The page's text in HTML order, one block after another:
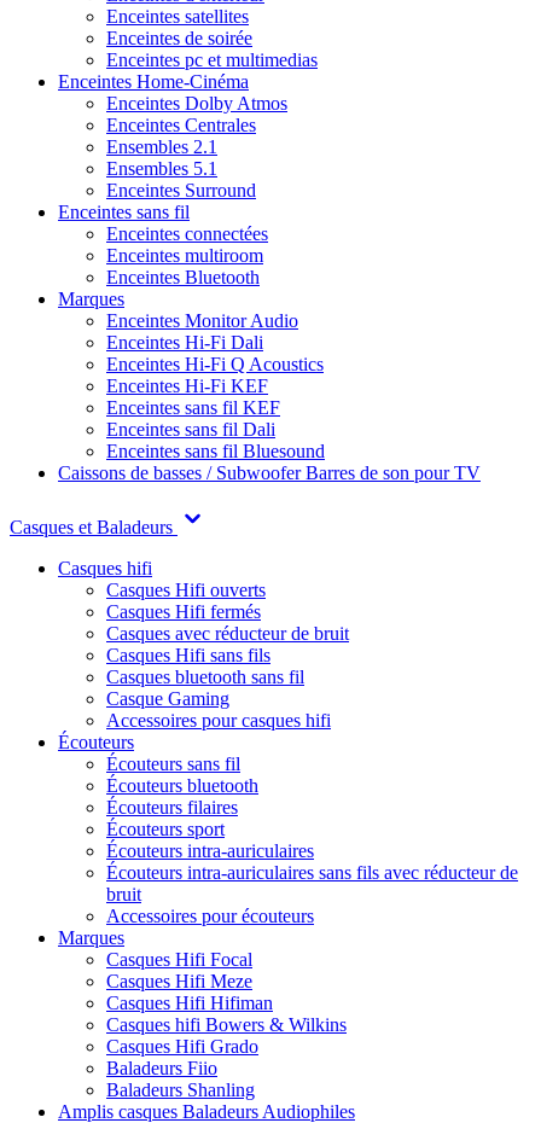
Enceintes satellites
Enceintes de soirée
Enceintes pc et multimedias
Enceintes Home-Cinéma
Enceintes Dolby Atmos
Enceintes Centrales
Ensembles 2.1
Ensembles 5.1
Enceintes Surround
Enceintes sans fil
Enceintes connectées
Enceintes multiroom
Enceintes Bluetooth
Marques
Enceintes Monitor Audio
Enceintes Hi-Fi Dali
Enceintes Hi-Fi Q Acoustics
Enceintes Hi-Fi KEF
Enceintes sans fil KEF
Enceintes sans fil Dali
Enceintes sans fil Bluesound
Caissons de basses / SubwooferBarres de son pour TV
Casques et Baladeurs
Casques hifi
Casques Hifi ouverts
Casques Hifi fermés
Casques avec réducteur de bruit
Casques Hifi sans fils
Casques bluetooth sans fil
Casque Gaming
Accessoires pour casques hifi
Écouteurs
Écouteurs sans fil
Écouteurs bluetooth
Écouteurs filaires
Écouteurs sport
Écouteurs intra-auriculaires
Écouteurs intra-auriculaires sans fils avec réducteur de
bruit
Accessoires pour écouteurs
Marques
Casques Hifi Focal
Casques Hifi Meze
Casques Hifi Hifiman
Casques hifi Bowers & Wilkins
Casques Hifi Grado
Baladeurs Fiio
Baladeurs Shanling
Amplis casques Baladeurs Audiophiles